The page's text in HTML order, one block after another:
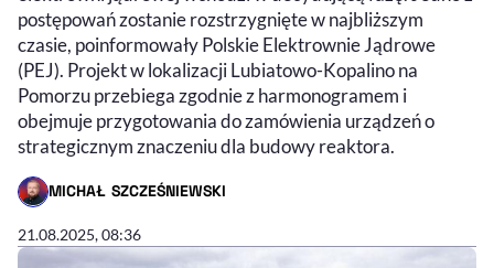
postępowań zostanie rozstrzygnięte w najbliższym
czasie, poinformowały Polskie Elektrownie Jądrowe
(PEJ). Projekt w lokalizacji Lubiatowo-Kopalino na
Pomorzu przebiega zgodnie z harmonogramem i
obejmuje przygotowania do zamówienia urządzeń o
strategicznym znaczeniu dla budowy reaktora.
MICHAŁ SZCZEŚNIEWSKI
- AUTOR ARTYKUŁU - PROFIL
21.08.2025, 08:36